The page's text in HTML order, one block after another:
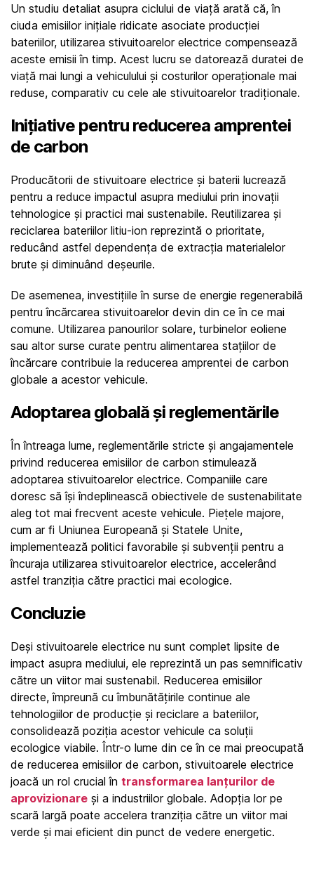
Un studiu detaliat asupra ciclului de viață arată că, în
ciuda emisiilor inițiale ridicate asociate producției
bateriilor, utilizarea stivuitoarelor electrice compensează
aceste emisii în timp. Acest lucru se datorează duratei de
viață mai lungi a vehiculului și costurilor operaționale mai
reduse, comparativ cu cele ale stivuitoarelor tradiționale.
Inițiative pentru reducerea amprentei
de carbon
Producătorii de stivuitoare electrice și baterii lucrează
pentru a reduce impactul asupra mediului prin inovații
tehnologice și practici mai sustenabile. Reutilizarea și
reciclarea bateriilor litiu-ion reprezintă o prioritate,
reducând astfel dependența de extracția materialelor
brute și diminuând deșeurile.
De asemenea, investițiile în surse de energie regenerabilă
pentru încărcarea stivuitoarelor devin din ce în ce mai
comune. Utilizarea panourilor solare, turbinelor eoliene
sau altor surse curate pentru alimentarea stațiilor de
încărcare contribuie la reducerea amprentei de carbon
globale a acestor vehicule.
Adoptarea globală și reglementările
În întreaga lume, reglementările stricte și angajamentele
privind reducerea emisiilor de carbon stimulează
adoptarea stivuitoarelor electrice. Companiile care
doresc să își îndeplinească obiectivele de sustenabilitate
aleg tot mai frecvent aceste vehicule. Piețele majore,
cum ar fi Uniunea Europeană și Statele Unite,
implementează politici favorabile și subvenții pentru a
încuraja utilizarea stivuitoarelor electrice, accelerând
astfel tranziția către practici mai ecologice.
Concluzie
Deși stivuitoarele electrice nu sunt complet lipsite de
impact asupra mediului, ele reprezintă un pas semnificativ
către un viitor mai sustenabil. Reducerea emisiilor
directe, împreună cu îmbunătățirile continue ale
tehnologiilor de producție și reciclare a bateriilor,
consolidează poziția acestor vehicule ca soluții
ecologice viabile. Într-o lume din ce în ce mai preocupată
de reducerea emisiilor de carbon, stivuitoarele electrice
joacă un rol crucial în transformarea lanțurilor de
aprovizionare și a industriilor globale. Adopția lor pe
scară largă poate accelera tranziția către un viitor mai
verde și mai eficient din punct de vedere energetic.